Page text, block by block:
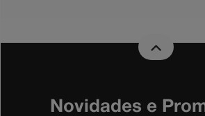
Novidades e